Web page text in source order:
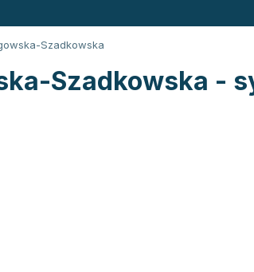
Szadkowska
Szadkowska -